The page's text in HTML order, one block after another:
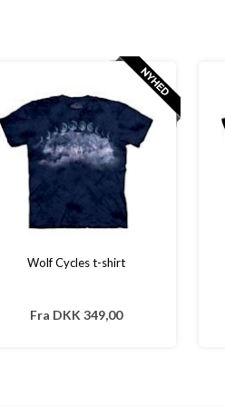
Wolf Cycles t-shirt
Fra DKK 349,00